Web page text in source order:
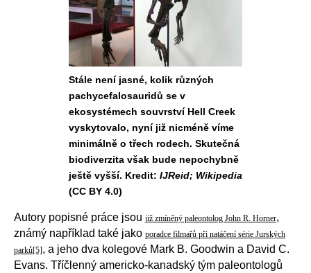
Stále není jasné, kolik různých
pachycefalosauridů se v
ekosystémech souvrství Hell Creek
vyskytovalo, nyní již nicméně víme
minimálně o třech rodech. Skutečná
biodiverzita však bude nepochybně
ještě vyšší. Kredit: IJReid; Wikipedia
(CC BY 4.0)
Autory popisné práce jsou již zmíněný paleontolog John R. Horner,
známý například také jako poradce filmařů při natáčení série Jurských
parků[5], a jeho dva kolegové Mark B. Goodwin a David C.
Evans. Tříčlenný americko-kanadský tým paleontologů